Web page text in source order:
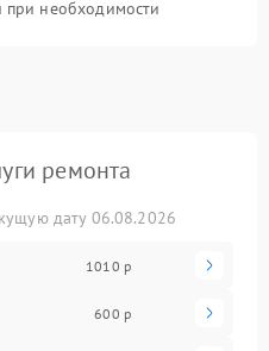
необходимости
ремонта
дату 06.08.2026
1010 р
600 р